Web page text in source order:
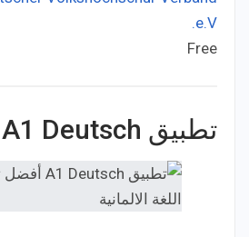
e.V.
Free
تطبيق A1 Deutsch